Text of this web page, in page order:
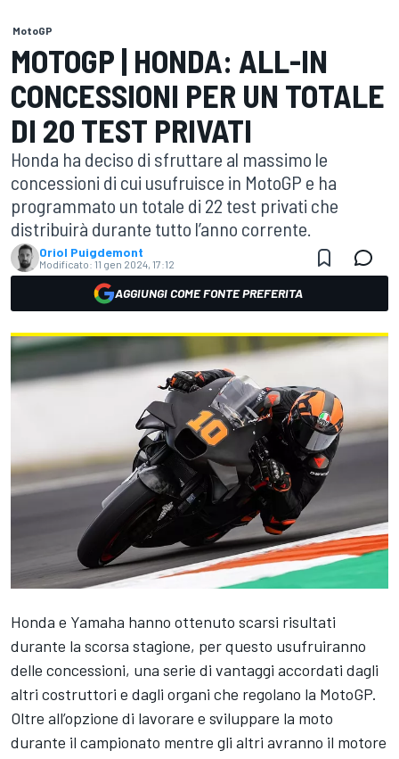
MotoGP
MOTOGP | HONDA: ALL-IN
CONCESSIONI PER UN TOTALE
DI 20 TEST PRIVATI
Honda ha deciso di sfruttare al massimo le
concessioni di cui usufruisce in MotoGP e ha
programmato un totale di 22 test privati che
distribuirà durante tutto l’anno corrente.
Oriol Puigdemont
Modificato: 11 gen 2024, 17:12
AGGIUNGI COME FONTE PREFERITA
Honda e Yamaha hanno ottenuto scarsi risultati
durante la scorsa stagione, per questo usufruiranno
delle concessioni, una serie di vantaggi accordati dagli
altri costruttori e dagli organi che regolano la MotoGP.
Oltre all’opzione di lavorare e sviluppare la moto
durante il campionato mentre gli altri avranno il motore